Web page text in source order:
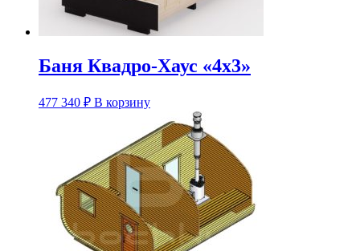
Баня Квадро-Хаус «4х3»
477 340 ₽ В корзинуЭтот
имеет
несколько
вариаций.
Опции
можно
выбрать
на
странице
товара.